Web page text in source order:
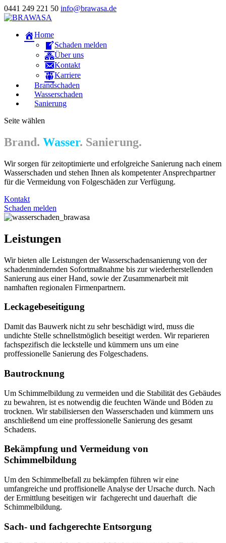
0441 249 221 50 info@brawasa.de
Home
Schaden melden
Über uns
Kontakt
Karriere
Brandschaden
Wasserschaden
Sanierung
Seite wählen
Brand. Wasser. Sanierung.
Wir sorgen für zeitoptimierte und erfolgreiche Sanierung nach einem
Wasserschaden und stehen Ihnen als kompetenter Ansprechpartner
für die Vermeidung von Folgeschäden zur Verfügung.
Kontakt
Schaden melden
Leistungen
Wir bieten alle Leistungen der Wasserschadensanierung von der
schadenmindernden Sofortmaßnahme bis zur wiederherstellenden
Sanierung aus einer Hand, sowie der Zusammenarbeit mit
namhaften regionalen Firmenpartnern.
Leckagebeseitigung
Damit das Bauwerk nicht zu sehr beschädigt wird, muss die
undichte Stelle schnellstmöglich beseitigt werden. Wir reparieren
fachspezifisch die leckstelle und kümmern uns um eine
proffessionelle Sanierung des Folgeschadens.
Bautrocknung
Um Schimmelbildung zu vermeiden und die Stabilität des Gebäudes
zu bewahren, ist es notwendig die feuchten Wände und Böden zu
trocknen. Wir stabilisiersen den Wasserschaden und kümmern uns
anschließend um eine proffessionelle Sanierung des gesamt
Schadens.
Bekämpfung und Vermeidung von
Schimmelbildung
Um den Schimmelbefall zu bekämpfen führen wir eine
umfangreiche und proffisionelle Analyse der Ursache durch. Nach
der Ermittlung beseitigen wir fachgerecht und dauerhaft die
Schimmelbildung.
Sach- und fachgerechte Entsorgung